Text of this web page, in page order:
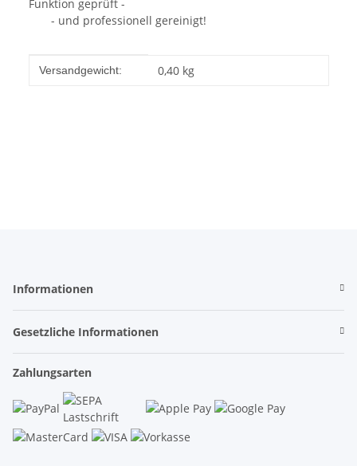
Funktion geprüft -
- und professionell gereinigt!
Produkteigenschaft
Wert
Versandgewicht: 0,40 kg
Informationen
Gesetzliche Informationen
Zahlungsarten